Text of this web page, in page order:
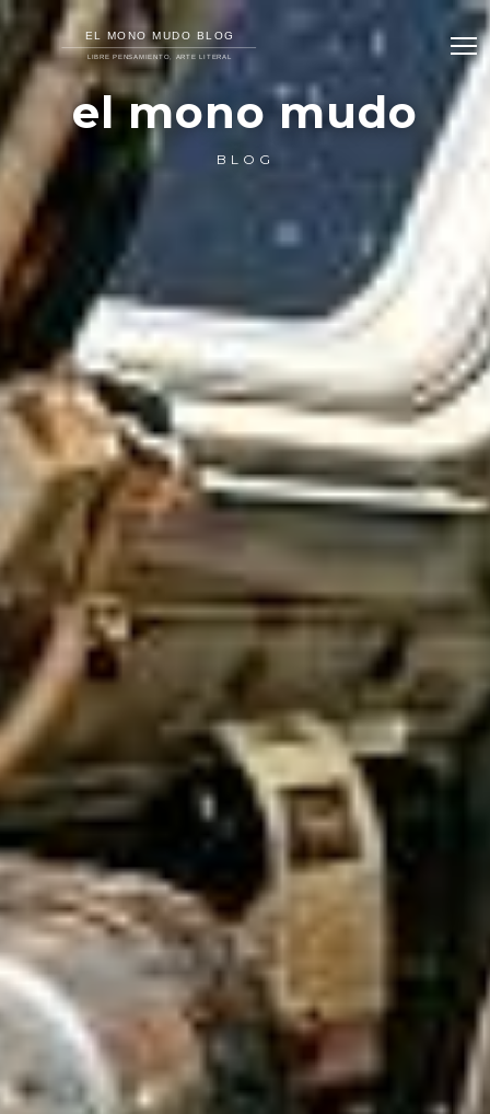
el mono mudo
BLOG